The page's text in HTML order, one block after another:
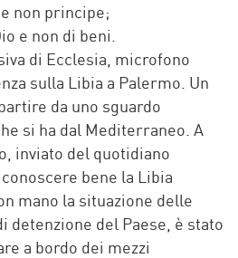
non principe;
e non di beni.
di Ecclesia, microfono
sulla Libia a Palermo. Un
da uno sguardo
si ha dal Mediterraneo. A
inviato del quotidiano
bene la Libia
mano la situazione delle
detenzione del Paese, è stato
a bordo dei mezzi